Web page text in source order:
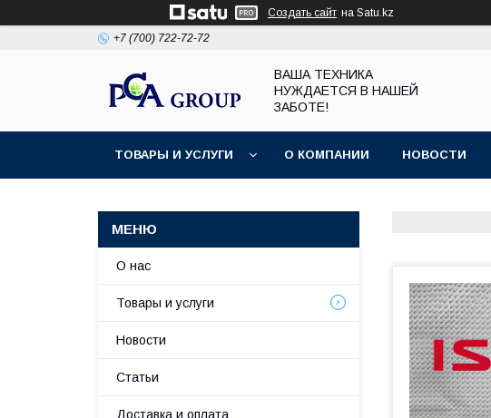
Создать сайт на Satu.kz
+7 (700) 722-72-72
ВАША ТЕХНИКА
НУЖДАЕТСЯ В НАШЕЙ
ЗАБОТЕ!
ТОВАРЫ И УСЛУГИ О КОМПАНИИ НОВОСТИ
О нас
Товары и услуги
Новости
Статьи
Доставка и оплата